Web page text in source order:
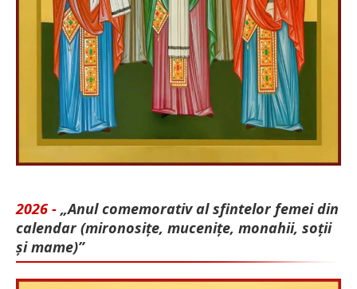
2026 - „Anul comemorativ al sfintelor femei din
calendar (mironosițe, mu­cenițe, monahii, soții
și mame)”